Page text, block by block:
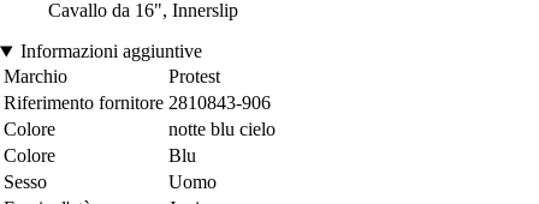
Cavallo da 16", Innerslip
Informazioni aggiuntive
Marchio
Protest
Riferimento fornitore 2810843-906
Colore
notte blu cielo
Colore
Blu
Sesso
Uomo